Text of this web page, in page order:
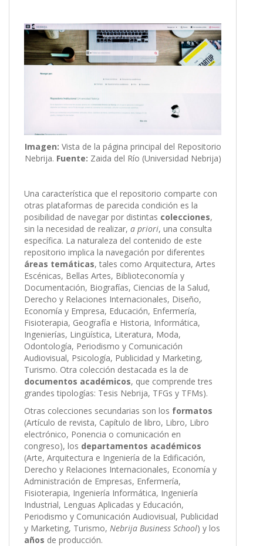
Imagen: Vista de la página principal del Repositorio
Nebrija. Fuente: Zaida del Río (Universidad Nebrija)
Una característica que el repositorio comparte con
otras plataformas de parecida condición es la
posibilidad de navegar por distintas colecciones,
sin la necesidad de realizar, a priori, una consulta
específica. La naturaleza del contenido de este
repositorio implica la navegación por diferentes
áreas temáticas, tales como Arquitectura, Artes
Escénicas, Bellas Artes, Biblioteconomía y
Documentación, Biografías, Ciencias de la Salud,
Derecho y Relaciones Internacionales, Diseño,
Economía y Empresa, Educación, Enfermería,
Fisioterapia, Geografía e Historia, Informática,
Ingenierías, Lingüística, Literatura, Moda,
Odontología, Periodismo y Comunicación
Audiovisual, Psicología, Publicidad y Marketing,
Turismo. Otra colección destacada es la de
documentos académicos, que comprende tres
grandes tipologías: Tesis Nebrija, TFGs y TFMs).
Otras colecciones secundarias son los formatos
(Artículo de revista, Capítulo de libro, Libro, Libro
electrónico, Ponencia o comunicación en
congreso), los departamentos académicos
(Arte, Arquitectura e Ingeniería de la Edificación,
Derecho y Relaciones Internacionales, Economía y
Administración de Empresas, Enfermería,
Fisioterapia, Ingeniería Informática, Ingeniería
Industrial, Lenguas Aplicadas y Educación,
Periodismo y Comunicación Audiovisual, Publicidad
y Marketing, Turismo, Nebrija Business School) y los
años de producción.